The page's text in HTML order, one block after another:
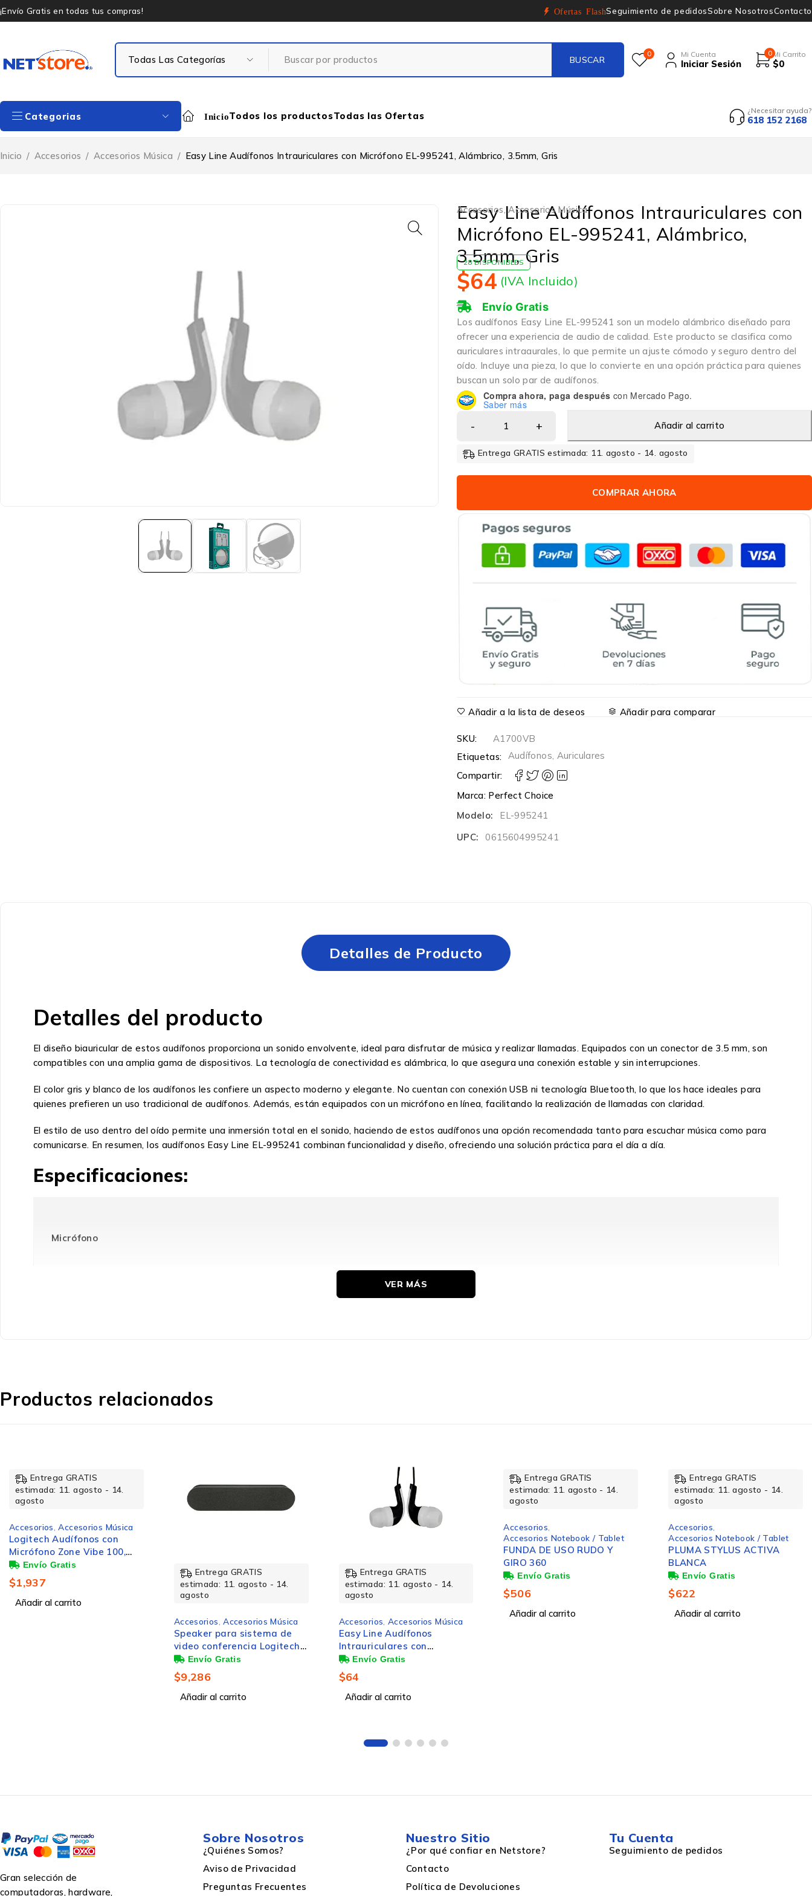
¡Envío Gratis en todas tus compras! Ofertas FlashSeguimiento de pedidosSobre NosotrosContacto
0 Mi Cuenta
Iniciar Sesión
0 Mi Carrito
$0
Categorias InicioTodos los productosTodas las Ofertas ¿Necesitar ayuda?
618 152 2168
Inicio / Accesorios / Accesorios Música / Easy Line Audífonos Intrauriculares con Micrófono EL-995241, Alámbrico, 3.5mm, Gris
Accesorios,Accesorios Música
Easy Line Audífonos Intrauriculares con
Micrófono EL-995241, Alámbrico,
3.5mm, Gris
28 DISPONIBLES
$64 (IVA Incluido)
Envío Gratis
Los audífonos Easy Line EL-995241 son un modelo alámbrico diseñado para
ofrecer una experiencia de audio de calidad. Este producto se clasifica como
auriculares intraaurales, lo que permite un ajuste cómodo y seguro dentro del
oído. Incluye una pieza, lo que lo convierte en una opción práctica para quienes
buscan un solo par de audífonos.
Compra ahora, paga después con Mercado Pago.
Saber más
Añadir al carrito
Entrega GRATIS estimada: 11. agosto - 14. agosto
COMPRAR AHORA
Añadir a la lista de deseos Añadir para comparar
SKU:
A1700VB
Etiquetas:
Audífonos Auriculares
Compartir:
Marca: Perfect Choice
Modelo:
EL-995241
UPC:
0615604995241
Detalles de Producto
Detalles del producto
El diseño biauricular de estos audífonos proporciona un sonido envolvente, ideal para disfrutar de música y realizar llamadas. Equipados con un conector de 3.5 mm, son
compatibles con una amplia gama de dispositivos. La tecnología de conectividad es alámbrica, lo que asegura una conexión estable y sin interrupciones.
El color gris y blanco de los audífonos les confiere un aspecto moderno y elegante. No cuentan con conexión USB ni tecnología Bluetooth, lo que los hace ideales para
quienes prefieren un uso tradicional de audífonos. Además, están equipados con un micrófono en línea, facilitando la realización de llamadas con claridad.
El estilo de uso dentro del oído permite una inmersión total en el sonido, haciendo de estos audífonos una opción recomendada tanto para escuchar música como para
comunicarse. En resumen, los audífonos Easy Line EL-995241 combinan funcionalidad y diseño, ofreciendo una solución práctica para el día a día.
Especificaciones:
Micrófono
Tecnología de conectividad
3.5 mm connector
2.5 mm connector
Intraaural
Dentro de oído
Bluetooth No
Número de productos incluidos 1 Pieza
VER MÁS
Productos relacionados
estimada: 11. agosto - 14.
Entrega GRATIS
estimada: 11. agosto - 14.
agosto
Accesorios ,Accesorios Música
Easy Line Audífonos
Intrauriculares con
Micrófono EL-995234,
Alámbrico, 1.2 Metros,
3.5mm, Negro/Blanco
$64
Añadir al carrito
Entrega GRATIS
estimada: 11. agosto - 14.
Accesorios,
$506
Entrega GRATIS
estimada: 11. agosto - 14.
agosto
Accesorios
Accesorios Notebook / Tablet
PLUMA STYLUS ACTIVA
BLANCA
$622
Añadir al carrito
Entrega GRATIS
estimada: 11. agosto - 14.
agosto
Accesorios
Logitech Audífonos Zone
Vibe Wireless UC,
Inalámbrico, USB-A/USB-C,
Grafito
$2,902
Gran selección de
computadoras, hardware,
Sobre Nosotros
¿Quiénes Somos?
Aviso de Privacidad
Preguntas Frecuentes
Nuestro Sitio
¿Por qué confiar en Netstore?
Contacto
Política de Devoluciones
Tu Cuenta
Seguimiento de pedidos